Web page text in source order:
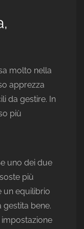
molto nella
apprezza
da gestire. In
più
uno dei due
più
un equilibrio
bene.